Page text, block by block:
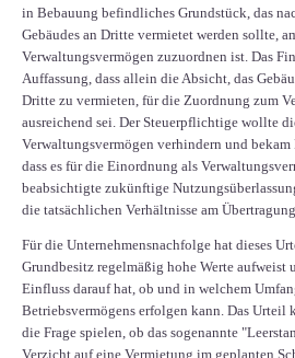
in Bebauung befindliches Grundstück, das
Gebäudes an Dritte vermietet werden sollte,
Verwaltungsvermögen zuzuordnen ist. Das
Auffassung, dass allein die Absicht, das
Dritte zu vermieten, für die Zuordnung zum
ausreichend sei. Der Steuerpflichtige wollte
Verwaltungsvermögen verhindern und bekam
dass es für die Einordnung als
beabsichtigte zukünftige
die tatsächlichen Verhältnisse am
Für die Unternehmensnachfolge hat dieses
Grundbesitz regelmäßig hohe Werte aufweist
Einfluss darauf hat, ob und in welchem
Betriebsvermögens erfolgen kann. Das Urteil
die Frage spielen, ob das sogenannte
Verzicht auf eine Vermietung im geplanten